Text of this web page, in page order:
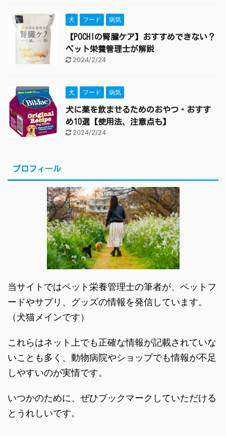
犬 フード 病気
【POCHIの腎臓ケア】おすすめできない？
ペット栄養管理士が解説
2024/2/24
犬 フード 病気
犬に薬を飲ませるためのおやつ・おすす
め10選【使用法、注意点も】
2024/2/24
プロフィール
当サイトではペット栄養管理士の筆者が、ペットフ
ードやサプリ、グッズの情報を発信しています。
（犬猫メインです）
これらはネット上でも正確な情報が記載されていな
いことも多く、動物病院やショップでも情報が不足
しやすいのが実情です。
いつかのために、ぜひブックマークしていただける
とうれしいです。